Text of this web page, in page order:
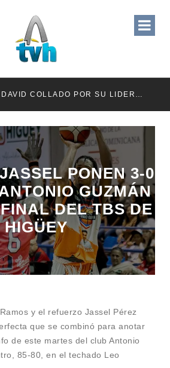
FCCA RECONOCE A DAVID COLLADO POR SU LIDERAZGO EN EL CRECIMIENTO DE LA INDUSTRIA DE CRUCEROS EN RD
PONEN 3-0
GUZMÁN
DEL TBS DE
HIGÜEY
y el refuerzo Jassel Pérez
que se combinó para anotar
de este martes del club Antonio
85-80, en el techado Leo